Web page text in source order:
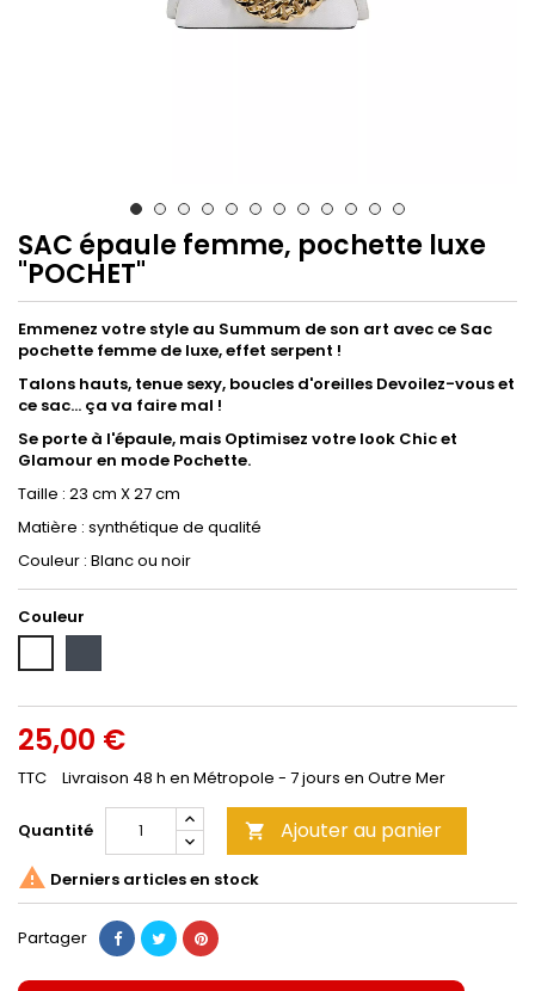
SAC épaule femme, pochette luxe
"POCHET"
Emmenez votre style au Summum de son art avec ce Sac
pochette femme de luxe, effet serpent !
Talons hauts, tenue sexy, boucles d'oreilles Devoilez-vous et
ce sac... ça va faire mal !
Se porte à l'épaule, mais Optimisez votre look Chic et
Glamour en mode Pochette.
Taille : 23 cm X 27 cm
Matière : synthétique de qualité
Couleur : Blanc ou noir
Couleur
25,00 €
TTC Livraison 48 h en Métropole - 7 jours en Outre Mer
Quantité  Ajouter au panier
 Derniers articles en stock
Partager